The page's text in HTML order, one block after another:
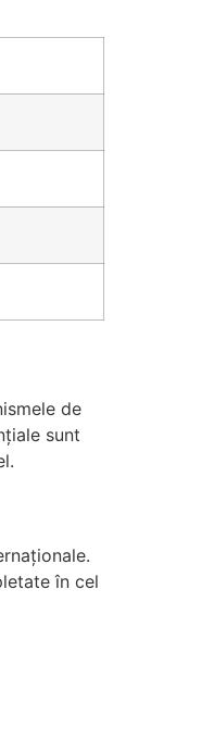
de
sunt
în cel